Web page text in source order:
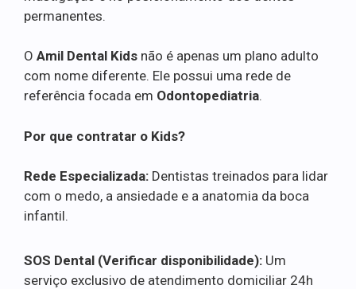
permanentes.
O Amil Dental Kids não é apenas um plano adulto
com nome diferente. Ele possui uma rede de
referência focada em Odontopediatria.
Por que contratar o Kids?
Rede Especializada: Dentistas treinados para lidar
com o medo, a ansiedade e a anatomia da boca
infantil.
SOS Dental (Verificar disponibilidade): Um
serviço exclusivo de atendimento domiciliar 24h